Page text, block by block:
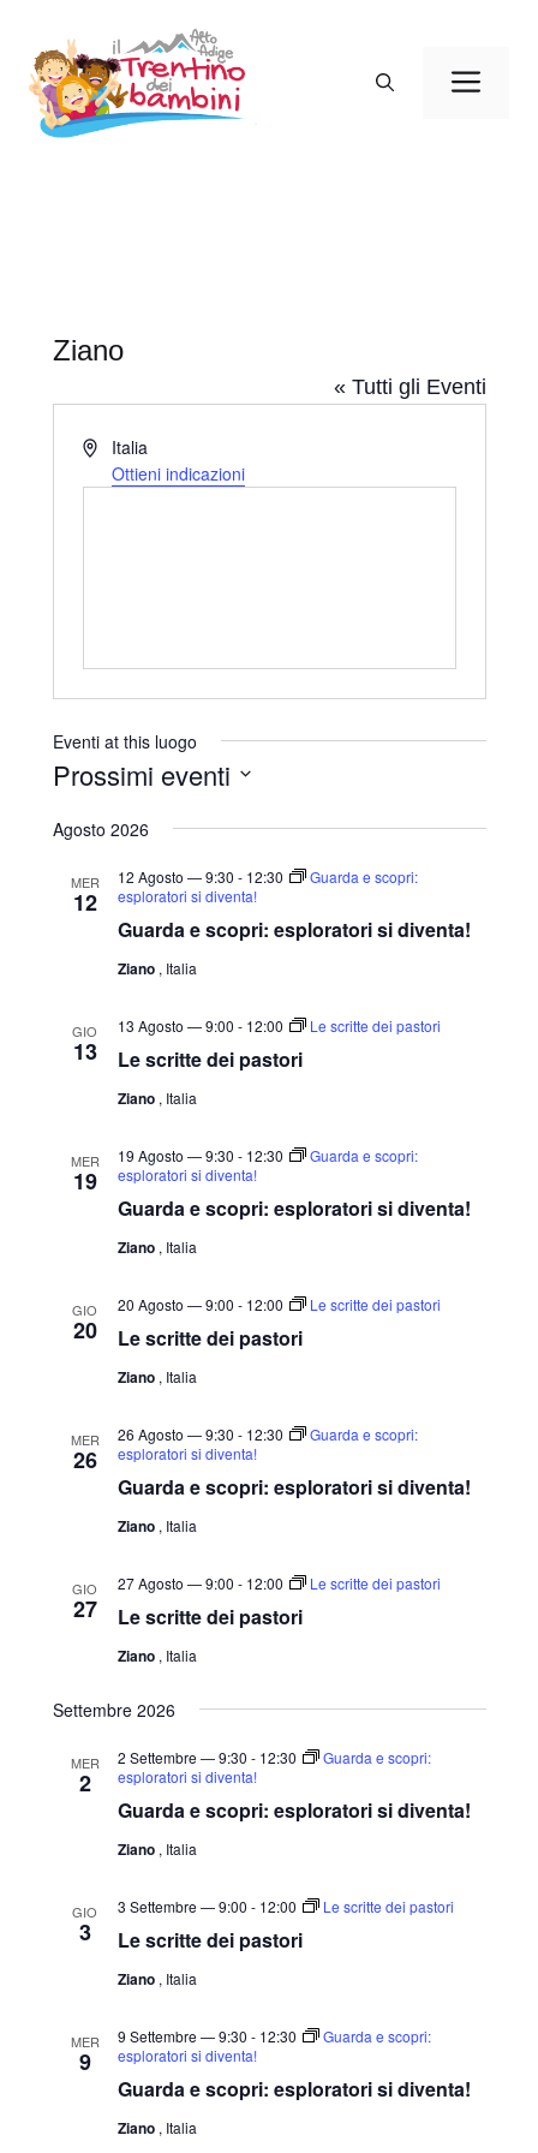
contenuto
Ziano
« Tutti gli Eventi
I
Italia
Ottieni indicazioni
Eventi at this luogo
Prossimi eventi
e
Agosto 2026
MER
12
Guarda e scopri: esploratori si diventa!
12 Agosto — 9:30 - 12:30
Guarda e scopri:
esploratori si diventa!
Ziano , Italia
GIO
13 Le scritte dei pastori
13 Agosto — 9:00 - 12:00 Le scritte dei pastori
Ziano , Italia
MER
19
Guarda e scopri: esploratori si diventa!
19 Agosto — 9:30 - 12:30
Guarda e scopri:
esploratori si diventa!
Ziano , Italia
GIO
20 Le scritte dei pastori
20 Agosto — 9:00 - 12:00 Le scritte dei pastori
Ziano , Italia
MER
26
Guarda e scopri: esploratori si diventa!
26 Agosto — 9:30 - 12:30
Guarda e scopri:
esploratori si diventa!
Ziano , Italia
GIO
27 Le scritte dei pastori
27 Agosto — 9:00 - 12:00 Le scritte dei pastori
Ziano , Italia
Settembre 2026
MER
2
Guarda e scopri: esploratori si diventa!
2 Settembre — 9:30 - 12:30
Guarda e scopri:
esploratori si diventa!
Ziano , Italia
GIO
3 Le scritte dei pastori
3 Settembre — 9:00 - 12:00 Le scritte dei pastori
Ziano , Italia
MER
9
Guarda e scopri: esploratori si diventa!
9 Settembre — 9:30 - 12:30
Guarda e scopri:
esploratori si diventa!
Ziano , Italia